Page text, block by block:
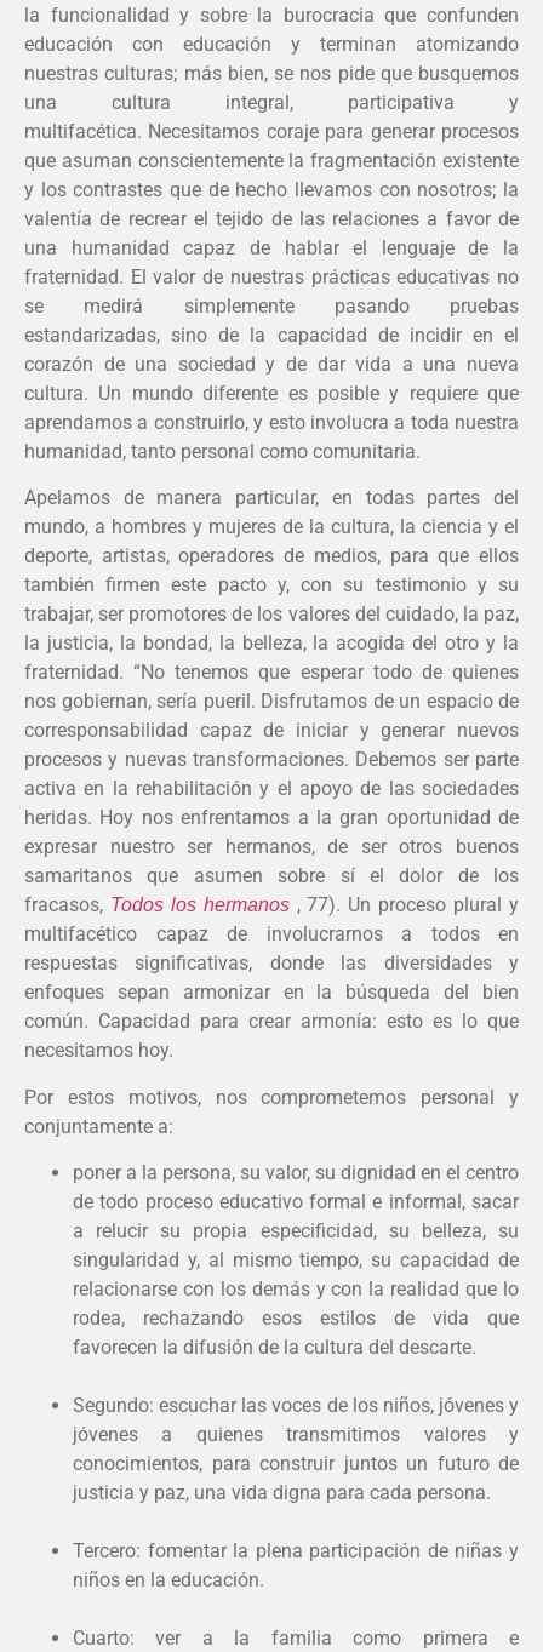
la funcionalidad y sobre la burocracia que confunden
educación con educación y terminan atomizando
nuestras culturas; más bien, se nos pide que busquemos
una cultura integral, participativa y
multifacética. Necesitamos coraje para generar procesos
que asuman conscientemente la fragmentación existente
y los contrastes que de hecho llevamos con nosotros; la
valentía de recrear el tejido de las relaciones a favor de
una humanidad capaz de hablar el lenguaje de la
fraternidad. El valor de nuestras prácticas educativas no
se medirá simplemente pasando pruebas
estandarizadas, sino de la capacidad de incidir en el
corazón de una sociedad y de dar vida a una nueva
cultura. Un mundo diferente es posible y requiere que
aprendamos a construirlo, y esto involucra a toda nuestra
humanidad, tanto personal como comunitaria.
Apelamos de manera particular, en todas partes del
mundo, a hombres y mujeres de la cultura, la ciencia y el
deporte, artistas, operadores de medios, para que ellos
también firmen este pacto y, con su testimonio y su
trabajar, ser promotores de los valores del cuidado, la paz,
la justicia, la bondad, la belleza, la acogida del otro y la
fraternidad. “No tenemos que esperar todo de quienes
nos gobiernan, sería pueril. Disfrutamos de un espacio de
corresponsabilidad capaz de iniciar y generar nuevos
procesos y nuevas transformaciones. Debemos ser parte
activa en la rehabilitación y el apoyo de las sociedades
heridas. Hoy nos enfrentamos a la gran oportunidad de
expresar nuestro ser hermanos, de ser otros buenos
samaritanos que asumen sobre sí el dolor de los
fracasos, Todos los hermanos, 77). Un proceso plural y
multifacético capaz de involucrarnos a todos en
respuestas significativas, donde las diversidades y
enfoques sepan armonizar en la búsqueda del bien
común. Capacidad para crear armonía: esto es lo que
necesitamos hoy.
Por estos motivos, nos comprometemos personal y
conjuntamente a:
poner a la persona, su valor, su dignidad en el centro
de todo proceso educativo formal e informal, sacar
a relucir su propia especificidad, su belleza, su
singularidad y, al mismo tiempo, su capacidad de
relacionarse con los demás y con la realidad que lo
rodea, rechazando esos estilos de vida que
favorecen la difusión de la cultura del descarte.
Segundo: escuchar las voces de los niños, jóvenes y
jóvenes a quienes transmitimos valores y
conocimientos, para construir juntos un futuro de
justicia y paz, una vida digna para cada persona.
Tercero: fomentar la plena participación de niñas y
niños en la educación.
Cuarto: ver a la familia como primera e